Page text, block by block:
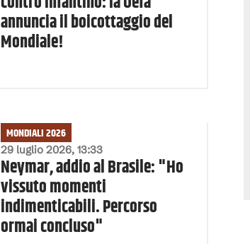
annuncia il boicottaggio del
Mondiale!
29 luglio 2026, 13:33
MONDIALI 2026
Neymar, addio al Brasile: "Ho
vissuto momenti
indimenticabili. Percorso
ormai concluso"